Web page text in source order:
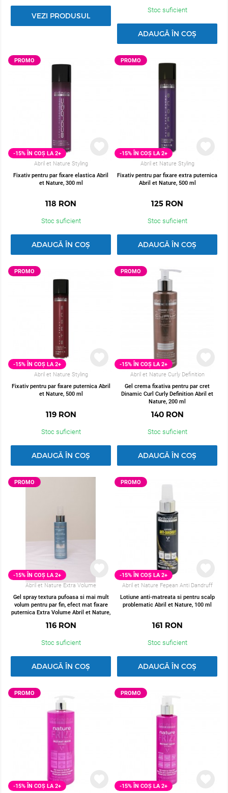
VEZI PRODUSUL
Stoc suficient
ADAUGĂ ÎN COȘ
-15% ÎN COȘ LA 2+
Abril et Nature Styling
Fixativ pentru par fixare elastica Abril
et Nature, 300 ml
118 RON
PROMO
Stoc suficient
ADAUGĂ ÎN COȘ
-15% ÎN COȘ LA 2+
Abril et Nature Styling
Fixativ pentru par fixare extra puternica
Abril et Nature, 500 ml
125 RON
PROMO
Stoc suficient
ADAUGĂ ÎN COȘ
-15% ÎN COȘ LA 2+
Abril et Nature Styling
Fixativ pentru par fixare puternica Abril
et Nature, 500 ml
119 RON
PROMO
Stoc suficient
ADAUGĂ ÎN COȘ
-15% ÎN COȘ LA 2+
Abril et Nature Curly Definition
Gel crema fixativa pentru par cret
Dinamic Curl Curly Definition Abril et
Nature, 200 ml
140 RON
PROMO
Stoc suficient
ADAUGĂ ÎN COȘ
-15% ÎN COȘ LA 2+
Abril et Nature Extra Volume
Gel spray textura pufoasa si mai mult
volum pentru par fin, efect mat fixare
puternica Extra Volume Abril et Nature,
116 RON
PROMO
Stoc suficient
ADAUGĂ ÎN COȘ
-15% ÎN COȘ LA 2+
Abril et Nature Fepean Anti Dandruff
Lotiune anti-matreata si pentru scalp
problematic Abril et Nature, 100 ml
161 RON
PROMO
Stoc suficient
ADAUGĂ ÎN COȘ
-15% ÎN COȘ LA 2+
PROMO
-15% ÎN COȘ LA 2+
PROMO